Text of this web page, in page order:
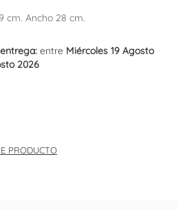
cm. Ancho 28 cm.
entre Miércoles 19 Agosto
2026
PRODUCTO